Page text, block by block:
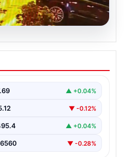
Yönelik Silahlı
Yansıyan
yaşanan korkutucu olayda,
▲ +0.04%
▼ -0.12%
▲ +0.04%
▼ -0.28%